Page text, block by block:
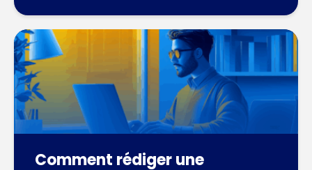
Comment rédiger une